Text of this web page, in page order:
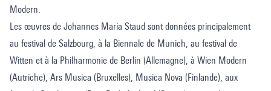
Modern.
Les œuvres de Johannes Maria Staud sont données principalement
au festival de Salzbourg, à la Biennale de Munich, au festival de
Witten et à la Philharmonie de Berlin (Allemagne), à Wien Modern
(Autriche), Ars Musica (Bruxelles), Musica Nova (Finlande), aux